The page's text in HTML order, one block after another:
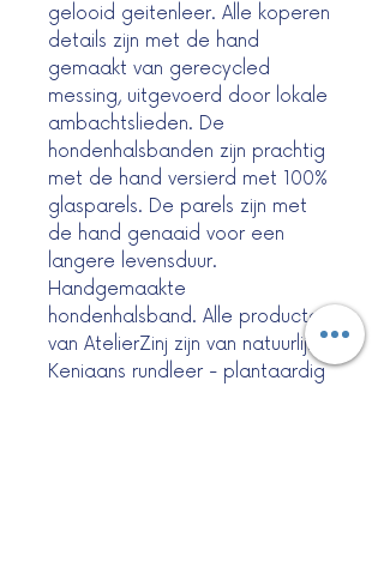
gelooid geitenleer. Alle koperen
details zijn met de hand
gemaakt van gerecycled
messing, uitgevoerd door lokale
ambachtslieden. De
hondenhalsbanden zijn prachtig
met de hand versierd met 100%
glasparels. De parels zijn met
de hand genaaid voor een
langere levensduur.
Handgemaakte
hondenhalsband. Alle producten
van AtelierZinj zijn van natuurlijk
Keniaans rundleer - plantaardig